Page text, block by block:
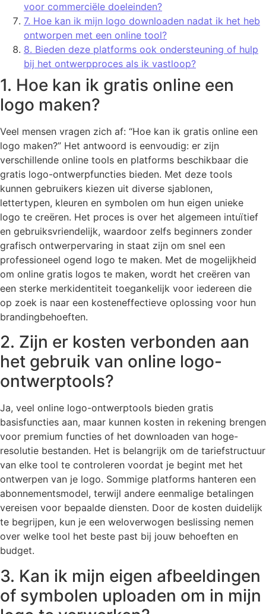
voor commerciële doeleinden?
7. Hoe kan ik mijn logo downloaden nadat ik het heb
ontworpen met een online tool?
8. Bieden deze platforms ook ondersteuning of hulp
bij het ontwerpproces als ik vastloop?
1. Hoe kan ik gratis online een
logo maken?
Veel mensen vragen zich af: “Hoe kan ik gratis online een
logo maken?” Het antwoord is eenvoudig: er zijn
verschillende online tools en platforms beschikbaar die
gratis logo-ontwerpfuncties bieden. Met deze tools
kunnen gebruikers kiezen uit diverse sjablonen,
lettertypen, kleuren en symbolen om hun eigen unieke
logo te creëren. Het proces is over het algemeen intuïtief
en gebruiksvriendelijk, waardoor zelfs beginners zonder
grafisch ontwerpervaring in staat zijn om snel een
professioneel ogend logo te maken. Met de mogelijkheid
om online gratis logos te maken, wordt het creëren van
een sterke merkidentiteit toegankelijk voor iedereen die
op zoek is naar een kosteneffectieve oplossing voor hun
brandingbehoeften.
2. Zijn er kosten verbonden aan
het gebruik van online logo-
ontwerptools?
Ja, veel online logo-ontwerptools bieden gratis
basisfuncties aan, maar kunnen kosten in rekening brengen
voor premium functies of het downloaden van hoge-
resolutie bestanden. Het is belangrijk om de tariefstructuur
van elke tool te controleren voordat je begint met het
ontwerpen van je logo. Sommige platforms hanteren een
abonnementsmodel, terwijl andere eenmalige betalingen
vereisen voor bepaalde diensten. Door de kosten duidelijk
te begrijpen, kun je een weloverwogen beslissing nemen
over welke tool het beste past bij jouw behoeften en
budget.
3. Kan ik mijn eigen afbeeldingen
of symbolen uploaden om in mijn